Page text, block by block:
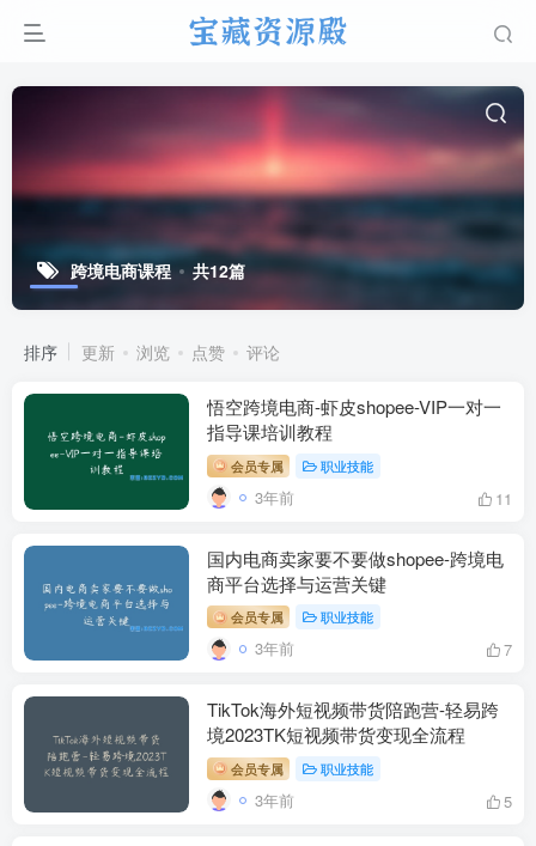
跨境电商课程 共12篇
排序 更新 浏览 点赞 评论
悟空跨境电商-虾皮shopee-VIP一对一
指导课培训教程
会员专属 职业技能
3年前 11
国内电商卖家要不要做shopee-跨境电
商平台选择与运营关键
会员专属 职业技能
3年前 7
TikTok海外短视频带货陪跑营-轻易跨
境2023TK短视频带货变现全流程
会员专属 职业技能
3年前 5